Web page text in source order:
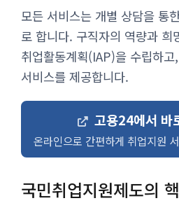
모든 서비스는 개별 상담을 통
로 합니다. 구직자의 역량과 희
취업활동계획(IAP)을 수립하
서비스를 제공합니다.
고용24에서 바
온라인으로 간편하게 취업지원
국민취업지원제도의